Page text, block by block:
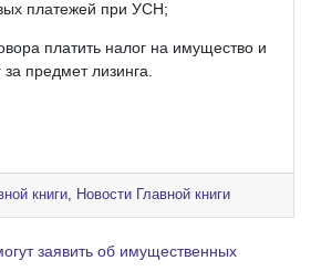
платежей при УСН;
платить налог на имущество и
предмет лизинга.
книги, Новости Главной книги
записям
заявить об имущественных